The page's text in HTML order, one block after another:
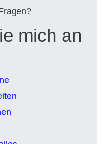
mich an